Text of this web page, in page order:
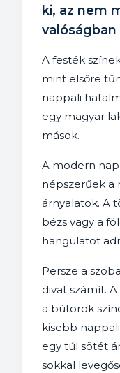
ki, az nem
valóságban
A festék
mint elsőre
nappali
egy magyar
mások.
A modern
népszerűek a
árnyalatok. A
bézs vagy a
hangulatot
Persze a
divat számít.
a bútorok
kisebb
egy túl sötét
sokkal